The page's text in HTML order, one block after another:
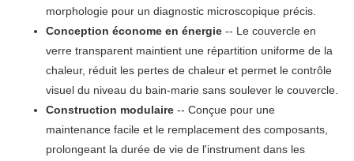
morphologie pour un diagnostic microscopique précis.
Conception économe en énergie-- Le couvercle en
verre transparent maintient une répartition uniforme de la
chaleur, réduit les pertes de chaleur et permet le contrôle
visuel du niveau du bain-marie sans soulever le couvercle.
Construction modulaire-- Conçue pour une
maintenance facile et le remplacement des composants,
prolongeant la durée de vie de l'instrument dans les